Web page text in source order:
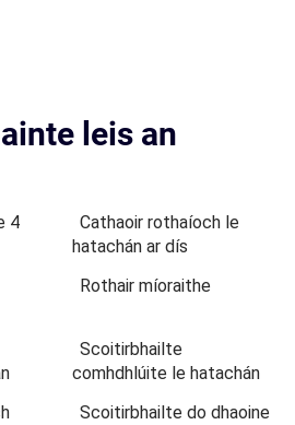
leis an
4
Cathaoir rothaíoch le
hatachán ar dís
Rothair míoraithe
Scoitirbhailte
comhdhlúite le hatachán
Scoitirbhailte do dhaoine